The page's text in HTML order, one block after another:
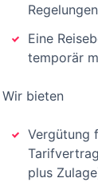
Eine
temporär
Wir bieten
Vergütung
plus